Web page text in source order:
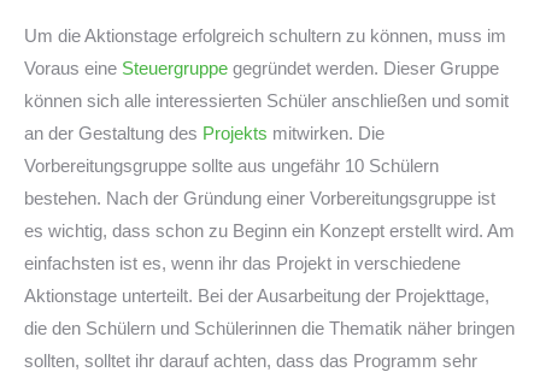
Um die Aktionstage erfolgreich schultern zu können, muss im
Voraus eine Steuergruppe gegründet werden. Dieser Gruppe
können sich alle interessierten Schüler anschließen und somit
an der Gestaltung des Projekts mitwirken. Die
Vorbereitungsgruppe sollte aus ungefähr 10 Schülern
bestehen. Nach der Gründung einer Vorbereitungsgruppe ist
es wichtig, dass schon zu Beginn ein Konzept erstellt wird. Am
einfachsten ist es, wenn ihr das Projekt in verschiedene
Aktionstage unterteilt. Bei der Ausarbeitung der Projekttage,
die den Schülern und Schülerinnen die Thematik näher bringen
sollten, solltet ihr darauf achten, dass das Programm sehr